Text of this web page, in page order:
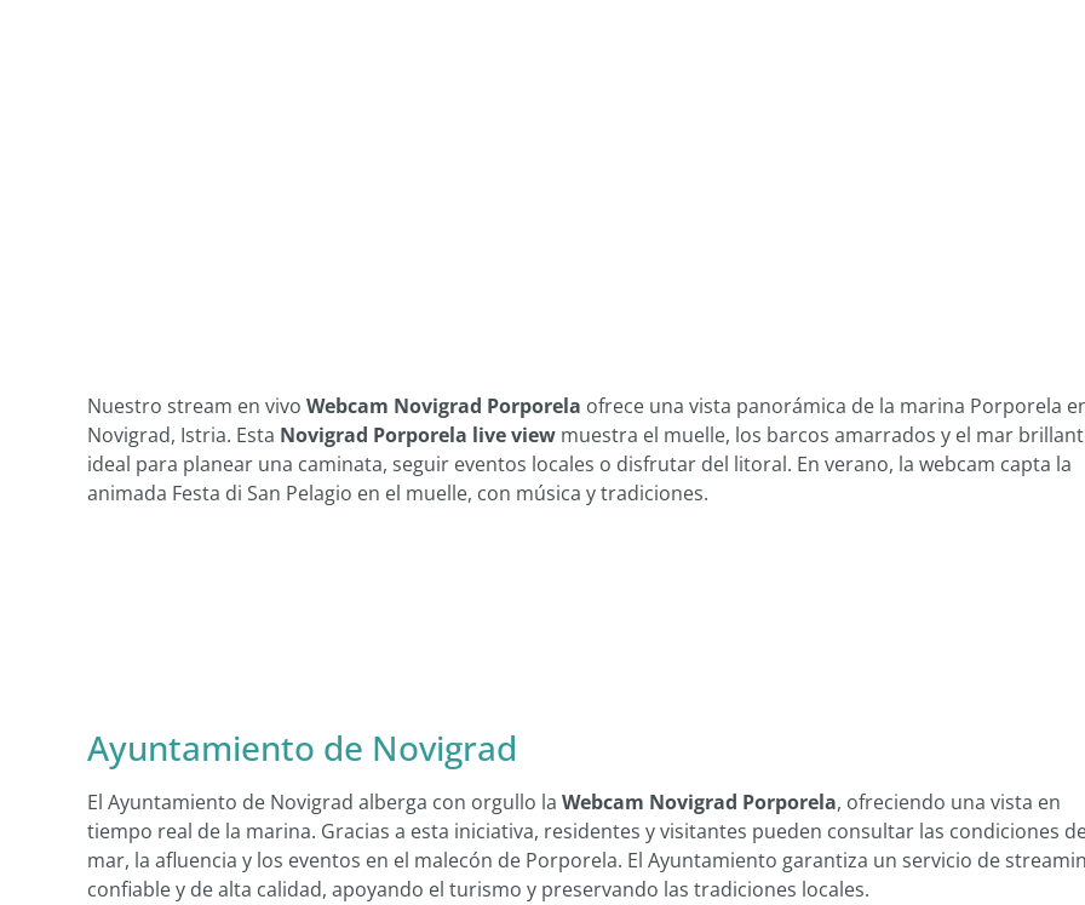
Nuestro stream en vivo Webcam Novigrad Porporela ofrece una vista panorámica de la marina Porporela
Novigrad, Istria. Esta Novigrad Porporela live view muestra el muelle, los barcos amarrados y el mar
ideal para planear una caminata, seguir eventos locales o disfrutar del litoral. En verano, la webcam capta la
animada Festa di San Pelagio en el muelle, con música y tradiciones.
Ayuntamiento de Novigrad
El Ayuntamiento de Novigrad alberga con orgullo la Webcam Novigrad Porporela, ofreciendo una vista en
tiempo real de la marina. Gracias a esta iniciativa, residentes y visitantes pueden consultar las condiciones
mar, la afluencia y los eventos en el malecón de Porporela. El Ayuntamiento garantiza un servicio de
confiable y de alta calidad, apoyando el turismo y preservando las tradiciones locales.